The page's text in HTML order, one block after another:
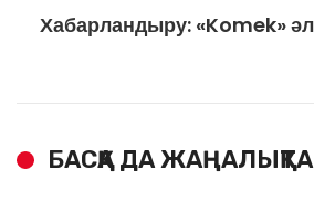
Хабарландыру: «Komek»
БАСҚА ДА